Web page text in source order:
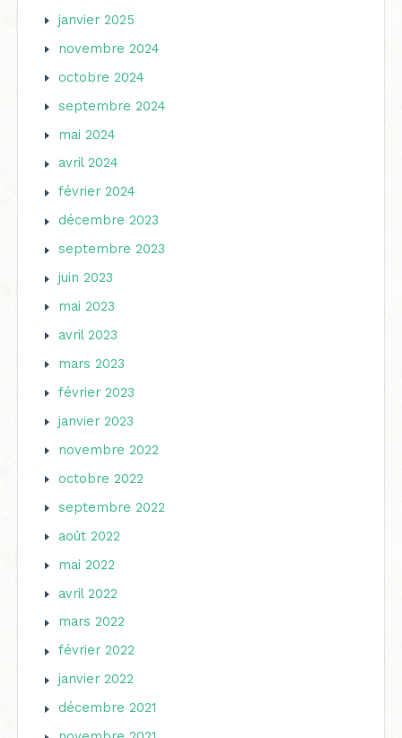
janvier 2025
novembre 2024
octobre 2024
septembre 2024
mai 2024
avril 2024
février 2024
décembre 2023
septembre 2023
juin 2023
mai 2023
avril 2023
mars 2023
février 2023
janvier 2023
novembre 2022
octobre 2022
septembre 2022
août 2022
mai 2022
avril 2022
mars 2022
février 2022
janvier 2022
décembre 2021